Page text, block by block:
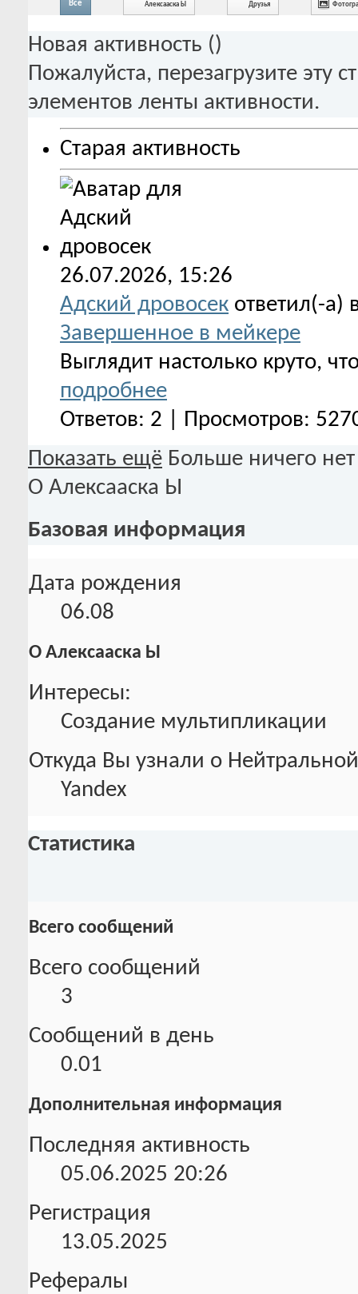
Все Алексааска Ы Друзья
Новая активность ()
Пожалуйста, перезагрузите эту
элементов ленты активности.
Старая активность
26.07.2026, 15:26
Адский дровосек ответил(-а)
Завершенное в мейкере
Выглядит настолько круто,
подробнее
Ответов: 2 | Просмотров:
Показать ещё Больше ничего нет
О Алексааска Ы
Базовая информация
Дата рождения
06.08
О Алексааска Ы
Интересы:
Создание мультипликации
Откуда Вы узнали о
Yandex
Статистика
Всего сообщений
Всего сообщений
3
Сообщений в день
0.01
Дополнительная информация
Последняя активность
05.06.2025 20:26
Регистрация
13.05.2025
Рефералы